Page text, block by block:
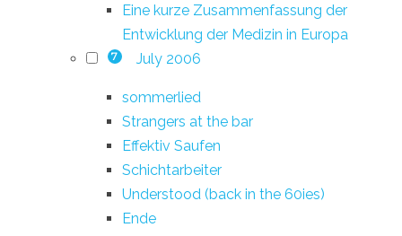
Eine kurze Zusammenfassung der
Entwicklung der Medizin in Europa
7 July 2006
sommerlied
Strangers at the bar
Effektiv Saufen
Schichtarbeiter
Understood (back in the 60ies)
Ende